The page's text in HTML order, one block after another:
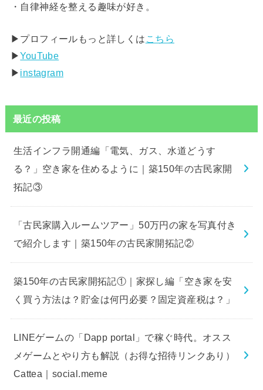
・自律神経を整える趣味が好き。
▶︎プロフィールもっと詳しくは こちら
▶︎YouTube
▶︎ instagram
最近の投稿
生活インフラ開通編「電気、ガス、水道どうす
る？」空き家を住めるように｜築150年の古民家開
拓記③
「古民家購入ルームツアー」50万円の家を写真付き
で紹介します｜築150年の古民家開拓記②
築150年の古民家開拓記①｜家探し編「空き家を安
く買う方法は？貯金は何円必要？固定資産税は？」
LINEゲームの「Dapp portal」で稼ぐ時代。オスス
メゲームとやり方も解説（お得な招待リンクあり）
Cattea｜social.meme